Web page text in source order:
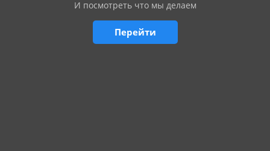
И посмотреть что мы делаем
Перейти